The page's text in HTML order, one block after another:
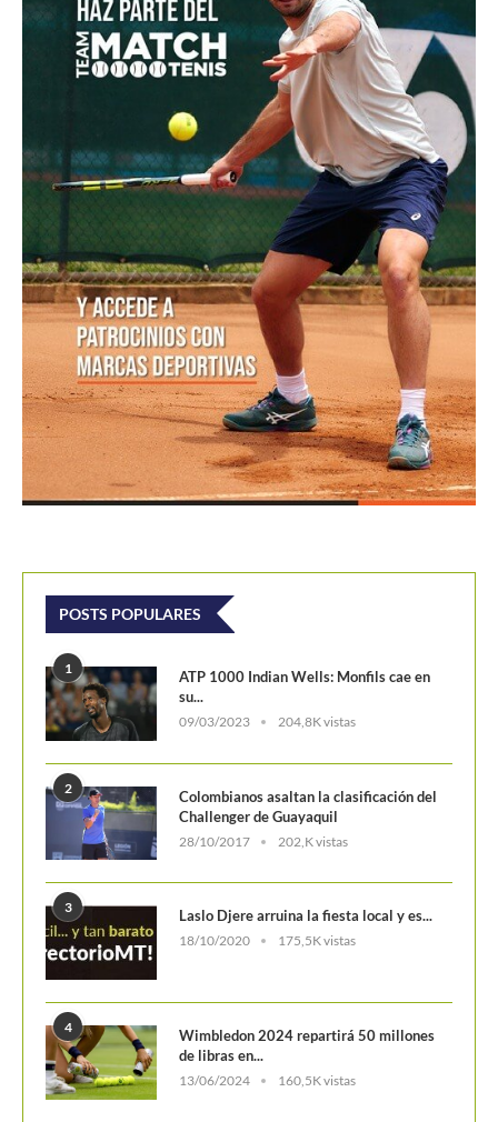
ATP de Montreal
Equipo femenino de Colombia reclama su segunda
victoria en el Campeonato Suramericano Sub-16 de
POSTS POPULARES
1
su...
09/03/2023 204,8K vistas
2